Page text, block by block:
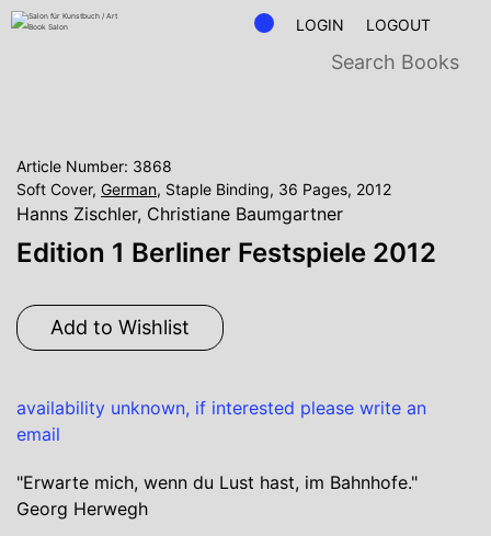
LOGIN LOGOUT
Article Number: 3868
Soft Cover, German, Staple Binding, 36 Pages, 2012
Hanns Zischler, Christiane Baumgartner
Edition 1 Berliner Festspiele 2012
Add to Wishlist
availability unknown, if interested please write an
email
"Erwarte mich, wenn du Lust hast, im Bahnhofe."
Georg Herwegh